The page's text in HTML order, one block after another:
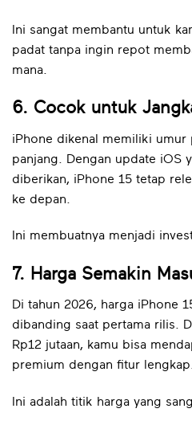
Ini sangat membantu untuk
padat tanpa ingin repot
mana.
6. Cocok untuk
iPhone dikenal memiliki umur
panjang. Dengan update iOS
diberikan, iPhone 15 tetap
ke depan.
Ini membuatnya menjadi
7. Harga Semakin
Di tahun 2026, harga iPhone
dibanding saat pertama rilis.
Rp12 jutaan, kamu bisa
premium dengan fitur
Ini adalah titik harga yang